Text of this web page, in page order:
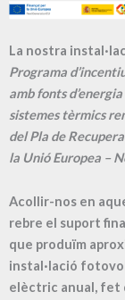
La nostra
Programa
amb fonts
sistemes tèrmics
del Pla de
la Unió Europea –
Acollir-nos en
rebre el suport
que produïm
instal·lació
elèctric anual, fet